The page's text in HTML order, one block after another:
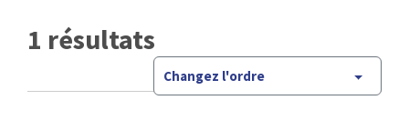
1 résultats
Changez l'ordre